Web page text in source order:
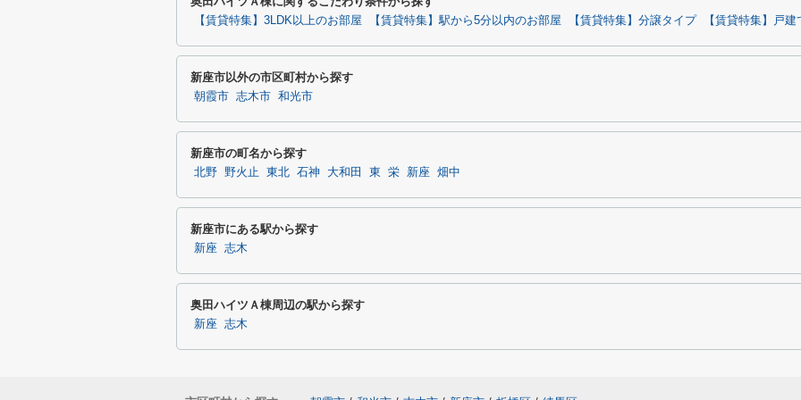
【賃貸特集】3LDK以上のお部屋 【賃貸特集】駅から5分以内のお部屋 【賃貸特集】分譲タイプ 【賃貸特集】戸建
新座市以外の市区町村から探す
朝霞市 志木市 和光市
新座市の町名から探す
北野 野火止 東北 石神 大和田 東 栄 新座 畑中
新座市にある駅から探す
新座 志木
奥田ハイツＡ棟周辺の駅から探す
新座 志木